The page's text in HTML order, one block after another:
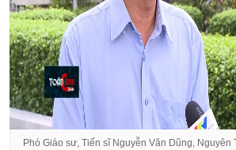
Phó Giáo sư, Tiến sĩ Nguyễn Văn Dũng, Nguyên